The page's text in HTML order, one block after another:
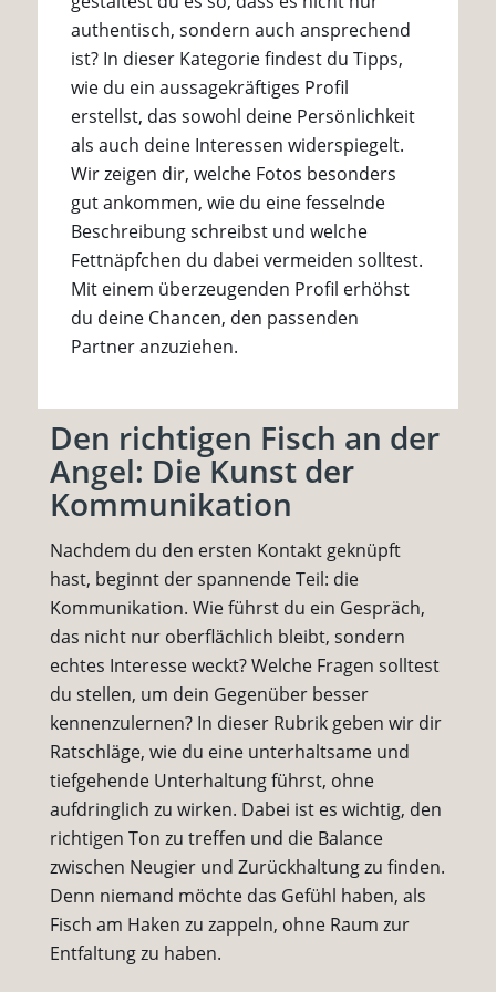
authentisch, sondern auch ansprechend
ist? In dieser Kategorie findest du Tipps,
wie du ein aussagekräftiges Profil
erstellst, das sowohl deine Persönlichkeit
als auch deine Interessen widerspiegelt.
Wir zeigen dir, welche Fotos besonders
gut ankommen, wie du eine fesselnde
Beschreibung schreibst und welche
Fettnäpfchen du dabei vermeiden solltest.
Mit einem überzeugenden Profil erhöhst
du deine Chancen, den passenden
Partner anzuziehen.
Den richtigen Fisch an der
Angel: Die Kunst der
Kommunikation
Nachdem du den ersten Kontakt geknüpft
hast, beginnt der spannende Teil: die
Kommunikation. Wie führst du ein Gespräch,
das nicht nur oberflächlich bleibt, sondern
echtes Interesse weckt? Welche Fragen solltest
du stellen, um dein Gegenüber besser
kennenzulernen? In dieser Rubrik geben wir dir
Ratschläge, wie du eine unterhaltsame und
tiefgehende Unterhaltung führst, ohne
aufdringlich zu wirken. Dabei ist es wichtig, den
richtigen Ton zu treffen und die Balance
zwischen Neugier und Zurückhaltung zu finden.
Denn niemand möchte das Gefühl haben, als
Fisch am Haken zu zappeln, ohne Raum zur
Entfaltung zu haben.